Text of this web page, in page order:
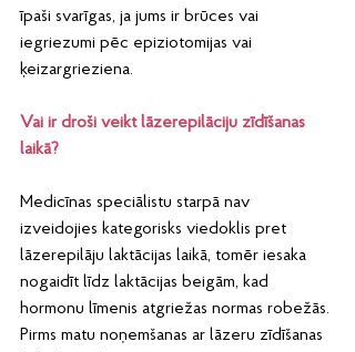
īpaši svarīgas, ja jums ir brūces vai
iegriezumi pēc epiziotomijas vai
ķeizargrieziena.
Vai ir droši veikt lāzerepilāciju zīdīšanas
laikā?
Medicīnas speciālistu starpā nav
izveidojies kategorisks viedoklis pret
lāzerepilāju laktācijas laikā, tomēr iesaka
nogaidīt līdz laktācijas beigām, kad
hormonu līmenis atgriežas normas robežās.
Pirms matu noņemšanas ar lāzeru zīdīšanas